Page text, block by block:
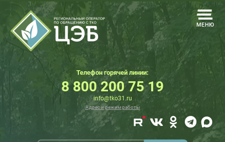
МЕНЮ
Телефон горячей линии:
8 800 200 75 19
info@tko31.ru
Адрес и режим работы